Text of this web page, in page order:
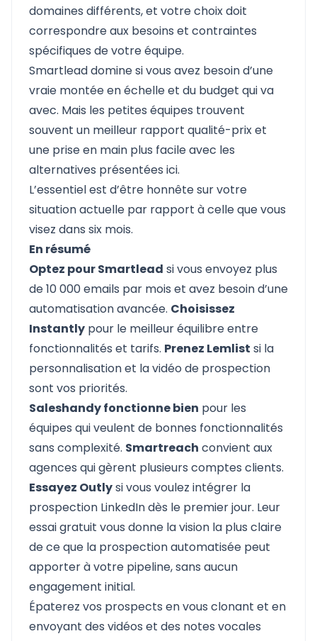
domaines différents, et votre choix doit
correspondre aux besoins et contraintes
spécifiques de votre équipe.
Smartlead domine si vous avez besoin d’une
vraie montée en échelle et du budget qui va
avec. Mais les petites équipes trouvent
souvent un meilleur rapport qualité-prix et
une prise en main plus facile avec les
alternatives présentées ici.
L’essentiel est d’être honnête sur votre
situation actuelle par rapport à celle que vous
visez dans six mois.
En résumé
Optez pour Smartlead si vous envoyez plus
de 10 000 emails par mois et avez besoin d’une
automatisation avancée. Choisissez
Instantly pour le meilleur équilibre entre
fonctionnalités et tarifs. Prenez Lemlist si la
personnalisation et la vidéo de prospection
sont vos priorités.
Saleshandy fonctionne bien pour les
équipes qui veulent de bonnes fonctionnalités
sans complexité. Smartreach convient aux
agences qui gèrent plusieurs comptes clients.
Essayez Outlysi vous voulez intégrer la
prospection LinkedIn dès le premier jour. Leur
essai gratuit vous donne la vision la plus claire
de ce que la prospection automatisée peut
apporter à votre pipeline, sans aucun
engagement initial.
Épaterez vos prospects en vous clonant et en
envoyant des vidéos et des notes vocales